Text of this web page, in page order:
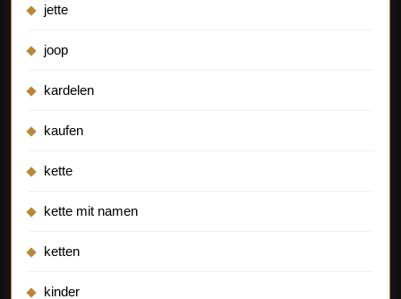
jette
joop
kardelen
kaufen
kette
kette mit namen
ketten
kinder